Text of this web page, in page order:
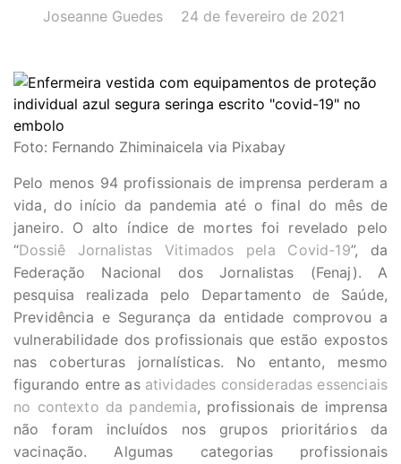
AUTOR(A):
Joseanne Guedes DATA:
24 de fevereiro de 2021
Foto: Fernando Zhiminaicela via Pixabay
Pelo menos 94 profissionais de imprensa perderam a
vida, do início da pandemia até o final do mês de
janeiro. O alto índice de mortes foi revelado pelo
“Dossiê Jornalistas Vitimados pela Covid-19”, da
Federação Nacional dos Jornalistas (Fenaj). A
pesquisa realizada pelo Departamento de Saúde,
Previdência e Segurança da entidade comprovou a
vulnerabilidade dos profissionais que estão expostos
nas coberturas jornalísticas. No entanto, mesmo
figurando entre as atividades consideradas essenciais
no contexto da pandemia, profissionais de imprensa
não foram incluídos nos grupos prioritários da
vacinação. Algumas categorias profissionais